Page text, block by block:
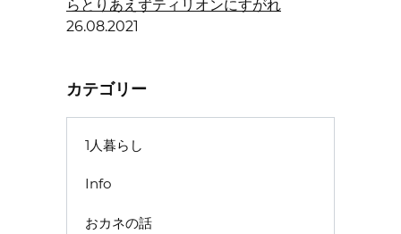
らとりあえずティリオンにすがれ
26.08.2021
カテゴリー
1人暮らし
Info
おカネの話